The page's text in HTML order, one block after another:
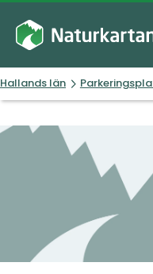
Hallands län